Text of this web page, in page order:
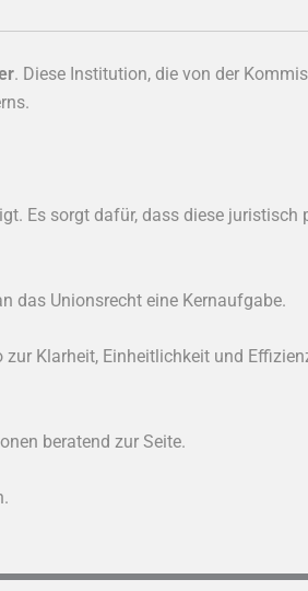
. Diese Institution, die von der
Es sorgt dafür, dass diese juristisch
das Unionsrecht eine Kernaufgabe.
Klarheit, Einheitlichkeit und
beratend zur Seite.